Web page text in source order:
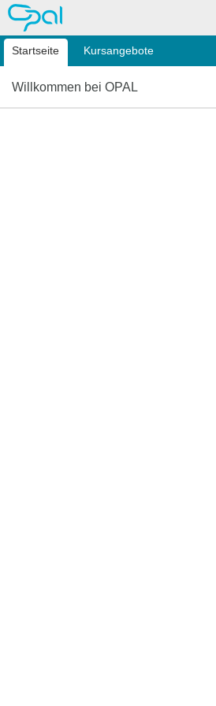
OPAL
Startseite Kursangebote
Willkommen bei OPAL